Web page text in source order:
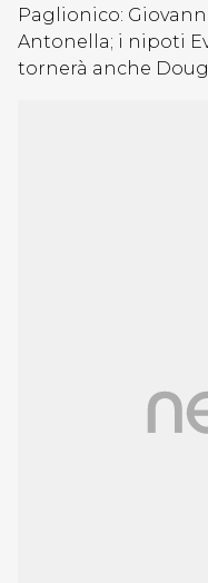
Paglionico:
Antonella; i nipoti
tornerà anche